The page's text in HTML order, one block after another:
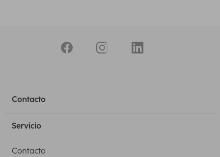
Contacto
Servicio
Contacto